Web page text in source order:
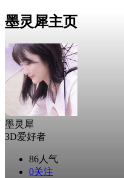
墨灵犀主页
墨灵犀
3D爱好者
86 人气
0关注